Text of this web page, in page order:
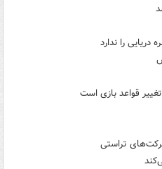
را ندارد
قواعد بازی است